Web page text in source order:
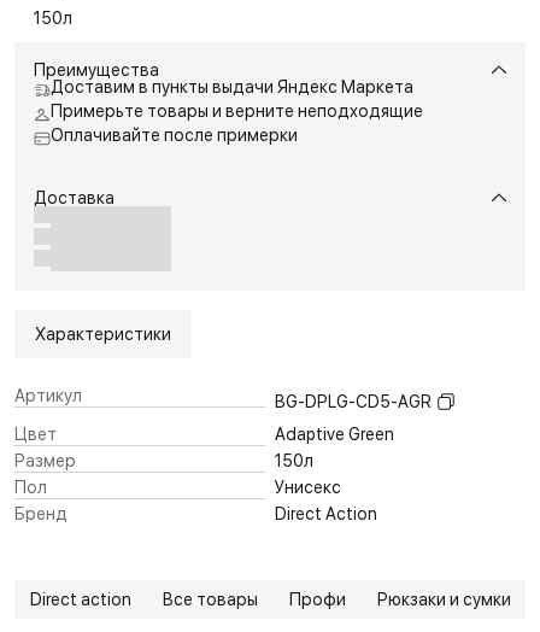
150л
Преимущества
Доставим в пункты выдачи Яндекс Маркета
Примерьте товары и верните неподходящие
Оплачивайте после примерки
Доставка
Характеристики
Артикул
BG-DPLG-CD5-AGR
Цвет
Adaptive Green
Размер
150л
Пол
Унисекс
Бренд
Direct Action
Direct action Все товары Профи Рюкзаки и сумки